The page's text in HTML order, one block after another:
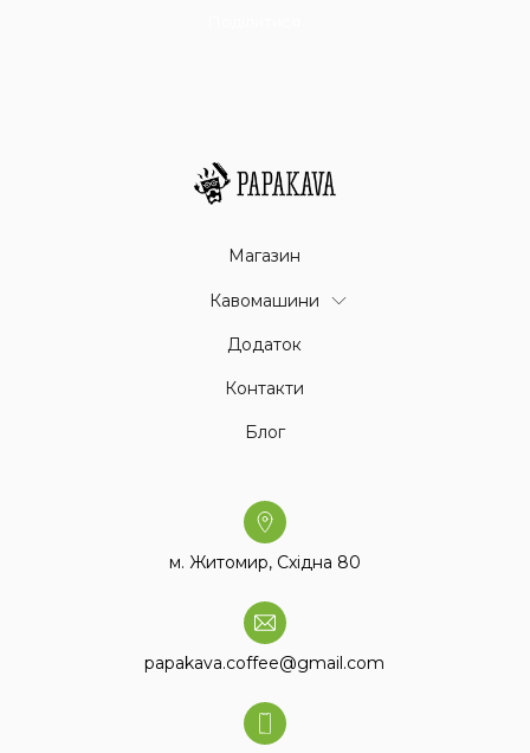
Магазин
Кавомашини
Додаток
Контакти
Блог
м. Житомир, Східна 80
papakava.coffee@gmail.com